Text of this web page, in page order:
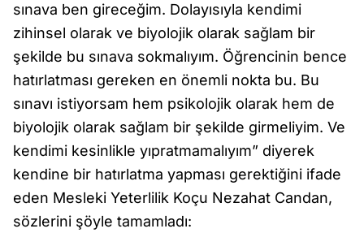
sınava ben gireceğim. Dolayısıyla kendimi
zihinsel olarak ve biyolojik olarak sağlam bir
şekilde bu sınava sokmalıyım. Öğrencinin bence
hatırlatması gereken en önemli nokta bu. Bu
sınavı istiyorsam hem psikolojik olarak hem de
biyolojik olarak sağlam bir şekilde girmeliyim. Ve
kendimi kesinlikle yıpratmamalıyım” diyerek
kendine bir hatırlatma yapması gerektiğini ifade
eden Mesleki Yeterlilik Koçu Nezahat Candan,
sözlerini şöyle tamamladı: